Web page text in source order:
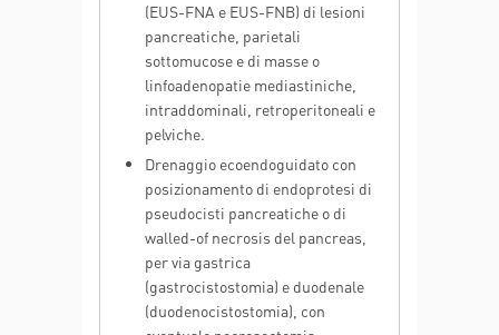
(EUS-FNA e EUS-FNB) di lesioni
pancreatiche, parietali
sottomucose e di masse o
linfoadenopatie mediastiniche,
intraddominali, retroperitoneali e
pelviche.
Drenaggio ecoendoguidato con
posizionamento di endoprotesi di
pseudocisti pancreatiche o di
walled-of necrosis del pancreas,
per via gastrica
(gastrocistostomia) e duodenale
(duodenocistostomia), con